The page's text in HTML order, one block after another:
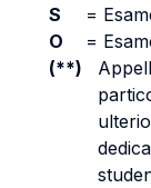
S =
O
=
(**)